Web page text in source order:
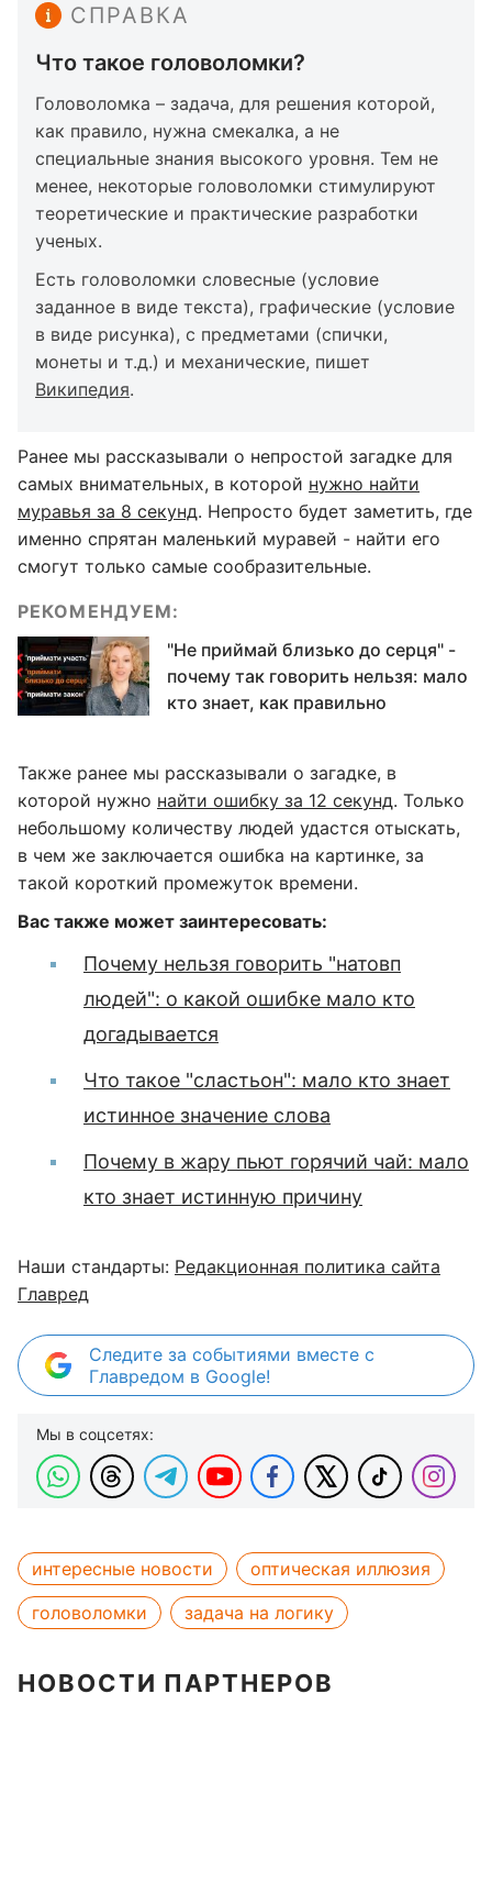
СПРАВКА
Что такое головоломки?
Головоломка – задача, для решения которой,
как правило, нужна смекалка, а не
специальные знания высокого уровня. Тем не
менее, некоторые головоломки стимулируют
теоретические и практические разработки
ученых.
Есть головоломки словесные (условие
заданное в виде текста), графические (условие
в виде рисунка), с предметами (спички,
монеты и т.д.) и механические, пишет
Википедия.
Ранее мы рассказывали о непростой загадке для
самых внимательных, в которой нужно найти
муравья за 8 секунд. Непросто будет заметить, где
именно спрятан маленький муравей - найти его
смогут только самые сообразительные.
РЕКОМЕНДУЕМ:
"Не приймай близько до серця" -
почему так говорить нельзя: мало
кто знает, как правильно
Также ранее мы рассказывали о загадке, в
которой нужно найти ошибку за 12 секунд. Только
небольшому количеству людей удастся отыскать,
в чем же заключается ошибка на картинке, за
такой короткий промежуток времени.
Вас также может заинтересовать:
Почему нельзя говорить "натовп
людей": о какой ошибке мало кто
догадывается
Что такое "сластьон": мало кто знает
истинное значение слова
Почему в жару пьют горячий чай: мало
кто знает истинную причину
Наши стандарты: Редакционная политика сайта
Главред
Следите за событиями вместе с
Главредом в Google!
Мы в соцсетях:
интересные новости
оптическая иллюзия
головоломки
задача на логику
НОВОСТИ ПАРТНЕРОВ